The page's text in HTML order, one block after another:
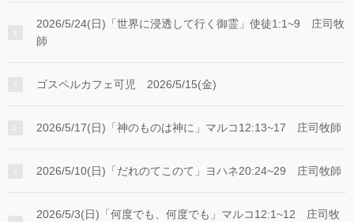
2026/5/24(日)「世界に浸透して行く御霊」使徒1:1~9 庄司牧
師
ゴスペルカフェ可児 2026/5/15(金)
2026/5/17(日)「神のものは神に」マルコ12:13~17 庄司牧師
2026/5/10(日)「だれのてこのて」ヨハネ20:24~29 庄司牧師
2026/5/3(日)「何度でも、何度でも」マルコ12:1~12 庄司牧